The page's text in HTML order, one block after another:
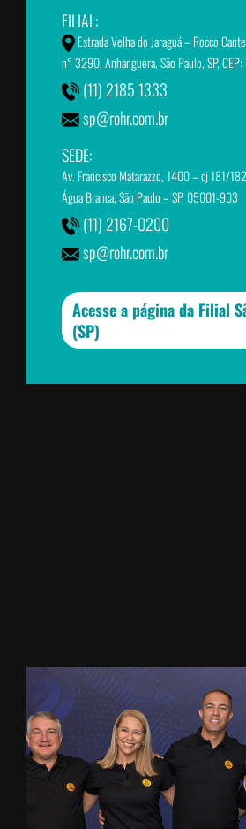
FILIAL:
Estrada Velha do Jaraguá – Rocco
n° 3290, Anhanguera, São Paulo, SP,
(11) 2185 1333
sp@rohr.com.br
SEDE:
Av. Francisco Matarazzo, 1400 – cj 181/
Água Branca, São Paulo – SP, 05001-903
(11) 2167-0200
sp@rohr.com.br
Acesse a página da Filial
(SP)